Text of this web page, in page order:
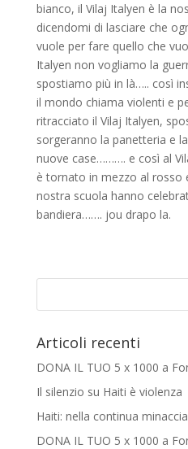
bianco, il Vilaj Italyen è la
dicendomi di lasciare che
vuole per fare quello che
Italyen non vogliamo la
spostiamo più in là….. così
il mondo chiama violenti e
ritracciato il Vilaj Italyen,
sorgeranno la panetteria e
nuove case………. e così al
è tornato in mezzo al rosso
nostra scuola hanno
bandiera……. jou drapo la.
Articoli recenti
DONA IL TUO 5 x 1000 a
Il silenzio su Haiti è violenza
Haiti: nella continua
DONA IL TUO 5 x 1000 a